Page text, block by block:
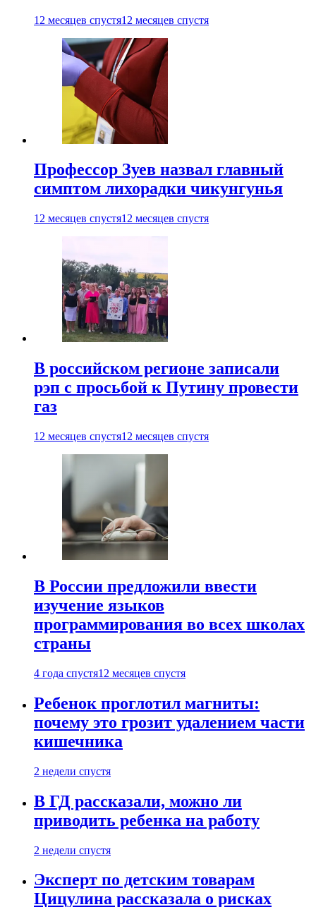
12 месяцев спустя12 месяцев спустя
Профессор Зуев назвал главный
симптом лихорадки чикунгунья
12 месяцев спустя12 месяцев спустя
В российском регионе записали
рэп с просьбой к Путину провести
газ
12 месяцев спустя12 месяцев спустя
В России предложили ввести
изучение языков
программирования во всех школах
страны
4 года спустя12 месяцев спустя
Ребенок проглотил магниты:
почему это грозит удалением части
кишечника
2 недели спустя
В ГД рассказали, можно ли
приводить ребенка на работу
2 недели спустя
Эксперт по детским товарам
Цицулина рассказала о рисках